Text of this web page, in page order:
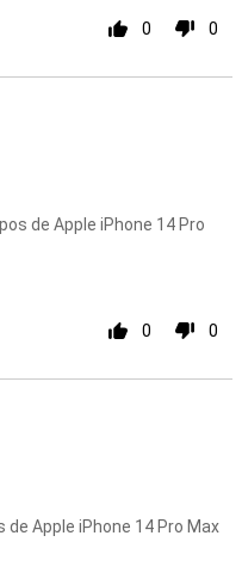
0 0
de Apple iPhone 14 Pro
0 0
Apple iPhone 14 Pro Max